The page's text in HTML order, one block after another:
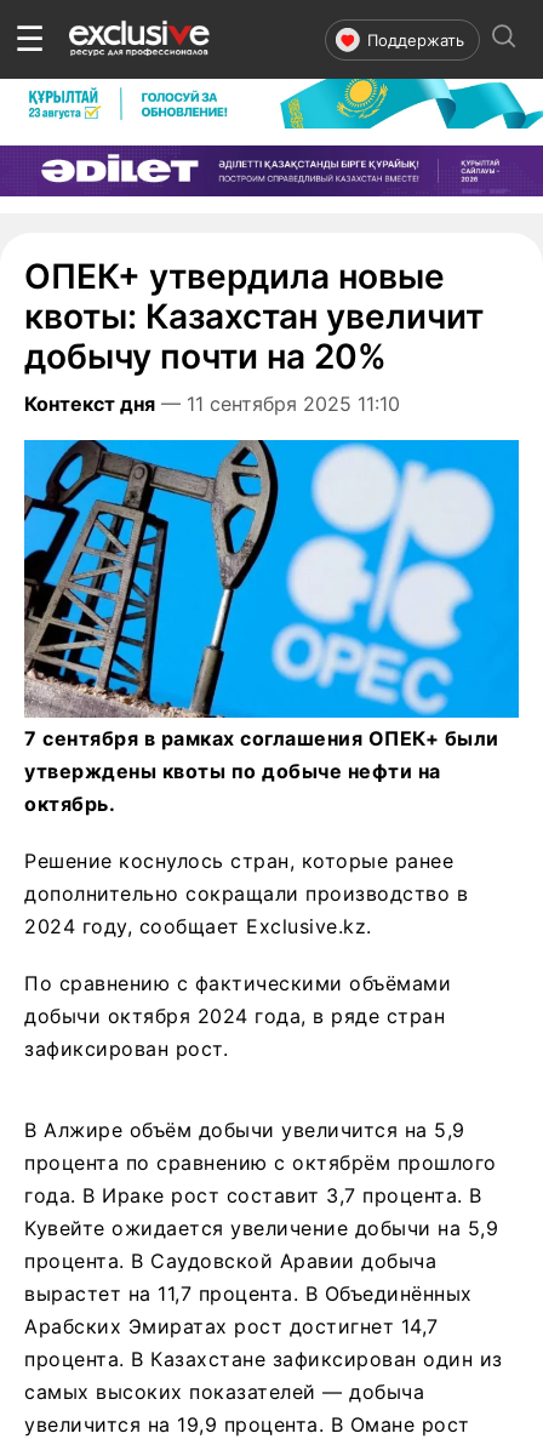
☰ Поддержать
ОПЕК+ утвердила новые
квоты: Казахстан увеличит
добычу почти на 20%
Контекст дня — 11 сентября 2025 11:10
7 сентября в рамках соглашения ОПЕК+ были
утверждены квоты по добыче нефти на
октябрь.
Решение коснулось стран, которые ранее
дополнительно сокращали производство в
2024 году, сообщает Exclusive.kz.
По сравнению с фактическими объёмами
добычи октября 2024 года, в ряде стран
зафиксирован рост.
В Алжире объём добычи увеличится на 5,9
процента по сравнению с октябрём прошлого
года. В Ираке рост составит 3,7 процента. В
Кувейте ожидается увеличение добычи на 5,9
процента. В Саудовской Аравии добыча
вырастет на 11,7 процента. В Объединённых
Арабских Эмиратах рост достигнет 14,7
процента. В Казахстане зафиксирован один из
самых высоких показателей — добыча
увеличится на 19,9 процента. В Омане рост